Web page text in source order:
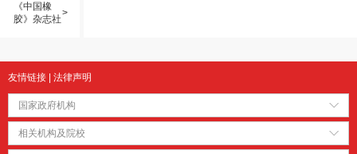
《中国橡
胶》杂志社
>
友情链接 法律声明
国家政府机构
相关机构及院校